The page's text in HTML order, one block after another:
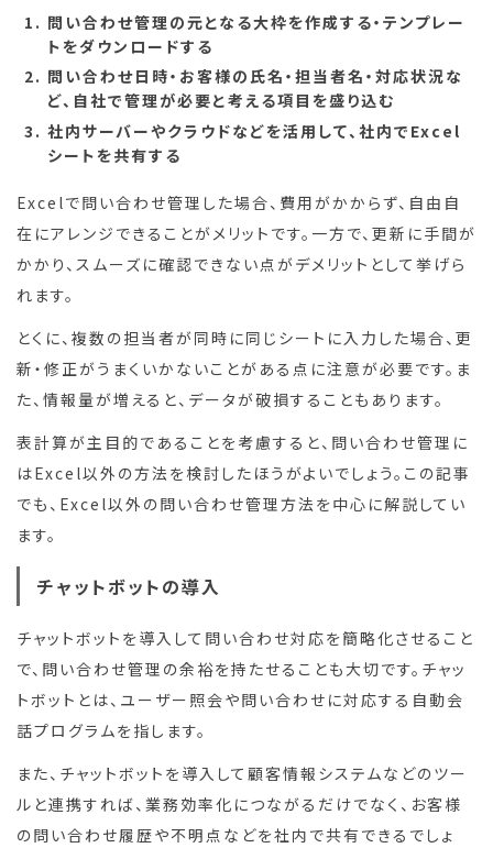
問い合わせ管理の元となる大枠を作成する・テンプレー
トをダウンロードする
問い合わせ日時・お客様の氏名・担当者名・対応状況な
ど、自社で管理が必要と考える項目を盛り込む
社内サーバーやクラウドなどを活用して、社内でExcel
シートを共有する
Excelで問い合わせ管理した場合、費用がかからず、自由自
在にアレンジできることがメリットです。一方で、更新に手間が
かかり、スムーズに確認できない点がデメリットとして挙げら
れます。
とくに、複数の担当者が同時に同じシートに入力した場合、更
新・修正がうまくいかないことがある点に注意が必要です。ま
た、情報量が増えると、データが破損することもあります。
表計算が主目的であることを考慮すると、問い合わせ管理に
はExcel以外の方法を検討したほうがよいでしょう。この記事
でも、Excel以外の問い合わせ管理方法を中心に解説してい
ます。
チャットボットの導入
チャットボットを導入して問い合わせ対応を簡略化させること
で、問い合わせ管理の余裕を持たせることも大切です。チャッ
トボットとは、ユーザー照会や問い合わせに対応する自動会
話プログラムを指します。
また、チャットボットを導入して顧客情報システムなどのツー
ルと連携すれば、業務効率化につながるだけでなく、お客様
の問い合わせ履歴や不明点などを社内で共有できるでしょ